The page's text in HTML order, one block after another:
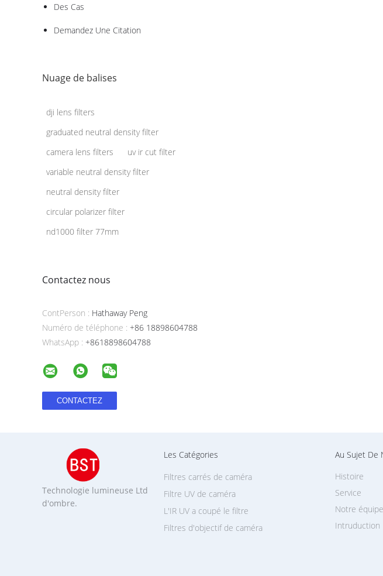
Des Cas
Demandez Une Citation
Nuage de balises
dji lens filters
graduated neutral density filter
camera lens filters
uv ir cut filter
variable neutral density filter
neutral density filter
circular polarizer filter
nd1000 filter 77mm
Contactez nous
ContPerson : Hathaway Peng
Numéro de téléphone : +86 18898604788
WhatsApp : +8618898604788
Technologie lumineuse Ltd
d'ombre.
Les Catégories
Filtres d'objectif de caméra
Filtres carrés de caméra
Filtre UV de caméra
L'IR UV a coupé le filtre
Au Sujet De
Intruduction
Histoire
Service
Notre équipe